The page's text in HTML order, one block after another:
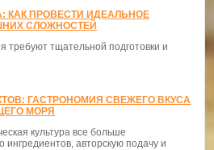
КАК ПРОВЕСТИ ИДЕАЛЬНОЕ
СЛОЖНОСТЕЙ
требуют тщательной подготовки и
ГАСТРОНОМИЯ СВЕЖЕГО ВКУСА
МОРЯ
культура все больше
ингредиентов, авторскую подачу и